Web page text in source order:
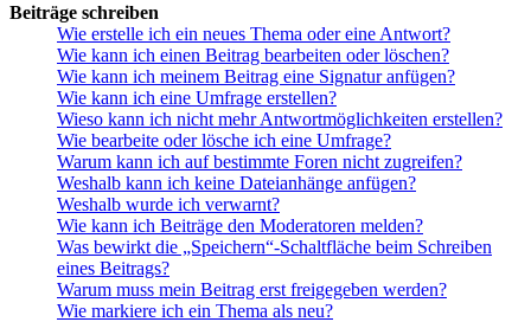
Beiträge schreiben
Wie erstelle ich ein neues Thema oder eine Antwort?
Wie kann ich einen Beitrag bearbeiten oder löschen?
Wie kann ich meinem Beitrag eine Signatur anfügen?
Wie kann ich eine Umfrage erstellen?
Wieso kann ich nicht mehr Antwortmöglichkeiten erstellen?
Wie bearbeite oder lösche ich eine Umfrage?
Warum kann ich auf bestimmte Foren nicht zugreifen?
Weshalb kann ich keine Dateianhänge anfügen?
Weshalb wurde ich verwarnt?
Wie kann ich Beiträge den Moderatoren melden?
Was bewirkt die „Speichern“-Schaltfläche beim Schreiben
eines Beitrags?
Warum muss mein Beitrag erst freigegeben werden?
Wie markiere ich ein Thema als neu?